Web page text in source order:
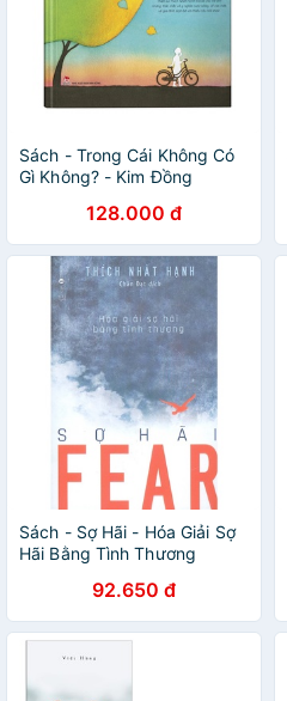
Sách - Trong Cái Không Có
Gì Không? - Kim Đồng
128.000 đ
Sách - Sợ Hãi - Hóa Giải Sợ
Hãi Bằng Tình Thương
92.650 đ